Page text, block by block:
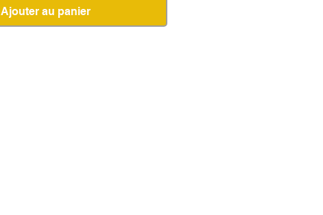
Ajouter au panier